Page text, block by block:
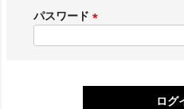
)
パスワード
)
ログ